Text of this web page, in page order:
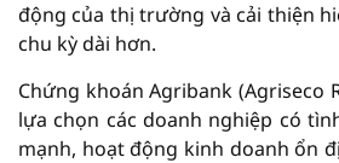
động của thị trường và cải thiện
chu kỳ dài hơn.
Chứng khoán Agribank (Agriseco
lựa chọn các doanh nghiệp có
mạnh, hoạt động kinh doanh ổn